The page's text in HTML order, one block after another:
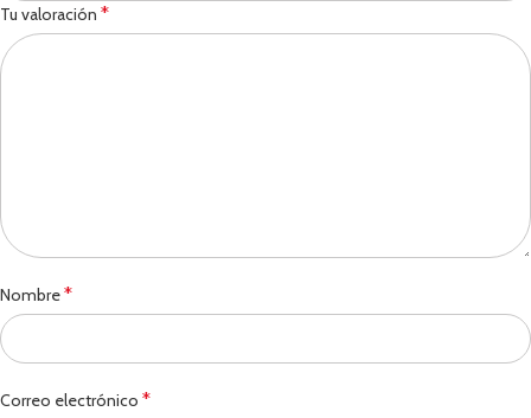
Tu valoración *
Nombre*
Correo electrónico *